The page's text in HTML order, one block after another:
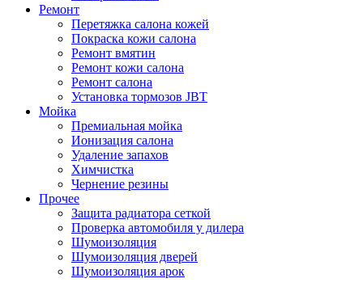
Ремонт
Перетяжка салона кожей
Покраска кожи салона
Ремонт вмятин
Ремонт кожи салона
Ремонт салона
Установка тормозов JBT
Мойка
Премиальная мойка
Ионизация салона
Удаление запахов
Химчистка
Чернение резины
Прочее
Защита радиатора сеткой
Проверка автомобиля у дилера
Шумоизоляция
Шумоизоляция дверей
Шумоизоляция арок